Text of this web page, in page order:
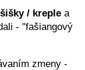
šišky / kreple a
- "fašiangový
zmeny -